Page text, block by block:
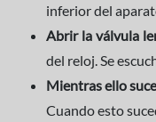
inferior del
Abrir la válvula
del reloj. Se
Mientras ello
Cuando esto